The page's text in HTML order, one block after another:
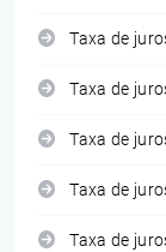
Taxa de
Taxa de
Taxa de
Taxa de
Taxa de